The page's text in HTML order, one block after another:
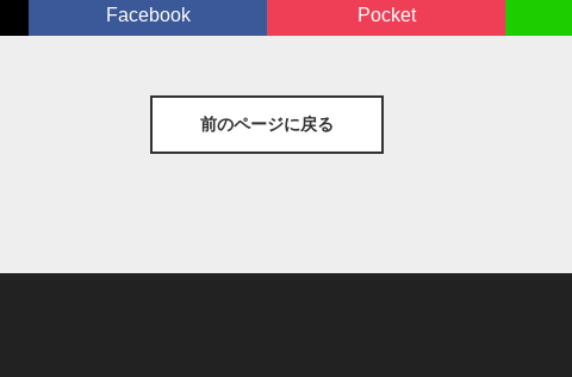
Facebook Pocket
前のページに戻る